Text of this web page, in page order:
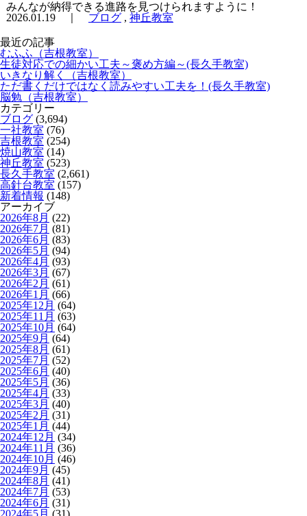
みんなが納得できる進路を見つけられますように！
2026.01.19 ｜ ブログ, 神丘教室
最近の記事
むふふ（吉根教室）
生徒対応での細かい工夫～褒め方編～(長久手教室)
いきなり解く（吉根教室）
ただ書くだけではなく読みやすい工夫を！(長久手教室)
脳勉（吉根教室）
カテゴリー
ブログ (3,694)
一社教室 (76)
吉根教室 (254)
焼山教室 (14)
神丘教室 (523)
長久手教室 (2,661)
高針台教室 (157)
新着情報 (148)
アーカイブ
2026年8月 (22)
2026年7月 (81)
2026年6月 (83)
2026年5月 (94)
2026年4月 (93)
2026年3月 (67)
2026年2月 (61)
2026年1月 (66)
2025年12月 (64)
2025年11月 (63)
2025年10月 (64)
2025年9月 (64)
2025年8月 (61)
2025年7月 (52)
2025年6月 (40)
2025年5月 (36)
2025年4月 (33)
2025年3月 (40)
2025年2月 (31)
2025年1月 (44)
2024年12月 (34)
2024年11月 (36)
2024年10月 (46)
2024年9月 (45)
2024年8月 (41)
2024年7月 (53)
2024年6月 (31)
2024年5月 (31)